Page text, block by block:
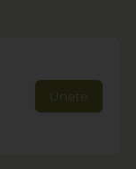
Únete